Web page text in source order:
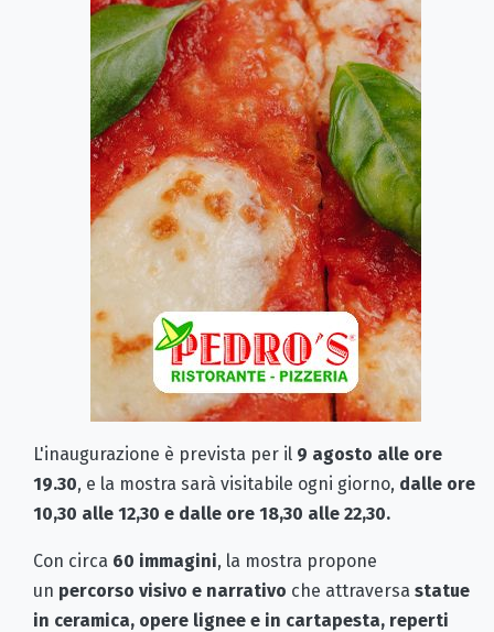
L'inaugurazione è prevista per il 9 agosto alle ore
19.30, e la mostra sarà visitabile ogni giorno, dalle ore
10,30 alle 12,30 e dalle ore 18,30 alle 22,30.
Con circa 60 immagini, la mostra propone
un percorso visivo e narrativo che attraversa statue
in ceramica, opere lignee e in cartapesta, reperti